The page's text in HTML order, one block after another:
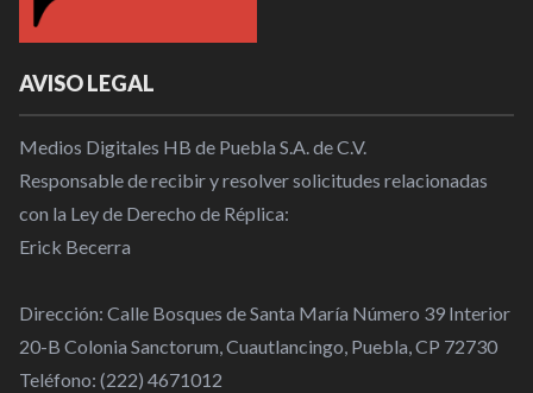
AVISO LEGAL
Medios Digitales HB de Puebla S.A. de C.V.
Responsable de recibir y resolver solicitudes relacionadas
con la Ley de Derecho de Réplica:
Erick Becerra
Dirección: Calle Bosques de Santa María Número 39 Interior
20-B Colonia Sanctorum, Cuautlancingo, Puebla, CP 72730
Teléfono: (222) 4671012